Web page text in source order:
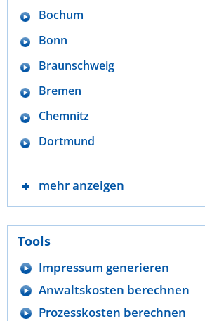
Bochum
Bonn
Braunschweig
Bremen
Chemnitz
Dortmund
mehr anzeigen
Tools
Impressum generieren
Anwaltskosten berechnen
Prozesskosten berechnen